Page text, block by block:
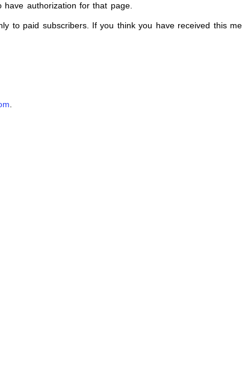
authorization for that page.
to paid subscribers. If you think you have received this